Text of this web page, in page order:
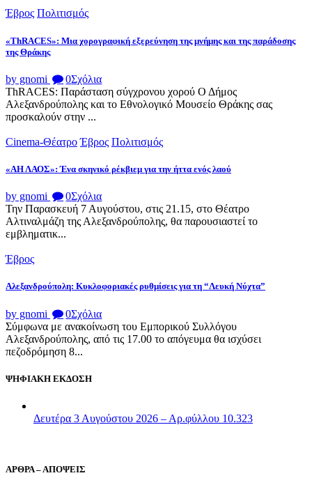
Έβρος Πολιτισμός
«ThRACES»: Μια χορογραφική εξερεύνηση της μνήμης και της παράδοσης
της Θράκης
by gnomi 0Σχόλια
ThRACES: Παράσταση σύγχρονου χορού Ο Δήμος
Αλεξανδρούπολης και το Εθνολογικό Μουσείο Θράκης σας
προσκαλούν στην ...
Cinema-Θέατρο Έβρος Πολιτισμός
«ΑΗ ΛΑΟΣ»: Ένα σκηνικό ρέκβιεμ για την ήττα ενός λαού
by gnomi 0Σχόλια
Την Παρασκευή 7 Αυγούστου, στις 21.15, στο Θέατρο
Αλτιναλμάζη της Αλεξανδρούπολης, θα παρουσιαστεί το
εμβληματικ...
Έβρος
Αλεξανδρούπολη: Κυκλοφοριακές ρυθμίσεις για τη “Λευκή Νύχτα”
by gnomi 0Σχόλια
Σύμφωνα με ανακοίνωση του Εμπορικού Συλλόγου
Αλεξανδρούπολης, από τις 17.00 το απόγευμα θα ισχύσει
πεζοδρόμηση 8...
ΨΗΦΙΑΚΗ ΕΚΔΟΣΗ
Δευτέρα 3 Αυγούστου 2026 – Αρ.φύλλου 10.323
ΑΡΘΡΑ – ΑΠΟΨΕΙΣ